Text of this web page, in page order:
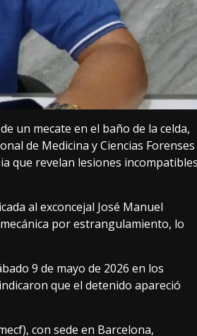
un mecate en el baño de la celda,
de Medicina y Ciencias Forenses
que revelan lesiones
al exconcejal José Manuel
por estrangulamiento, lo
9 de mayo de 2026 en los
que el detenido apareció
con sede en Barcelona,